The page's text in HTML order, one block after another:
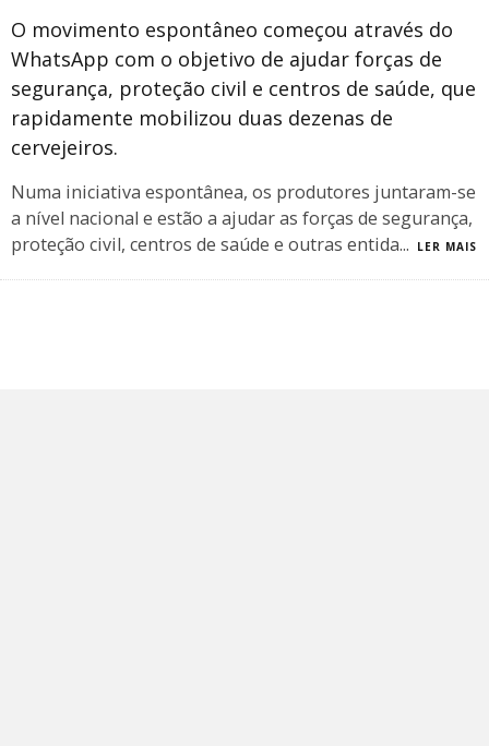
O movimento espontâneo começou através do
WhatsApp com o objetivo de ajudar forças de
segurança, proteção civil e centros de saúde, que
rapidamente mobilizou duas dezenas de
cervejeiros.
Numa iniciativa espontânea, os produtores juntaram-se
a nível nacional e estão a ajudar as forças de segurança,
proteção civil, centros de saúde e outras entida... LER MAIS